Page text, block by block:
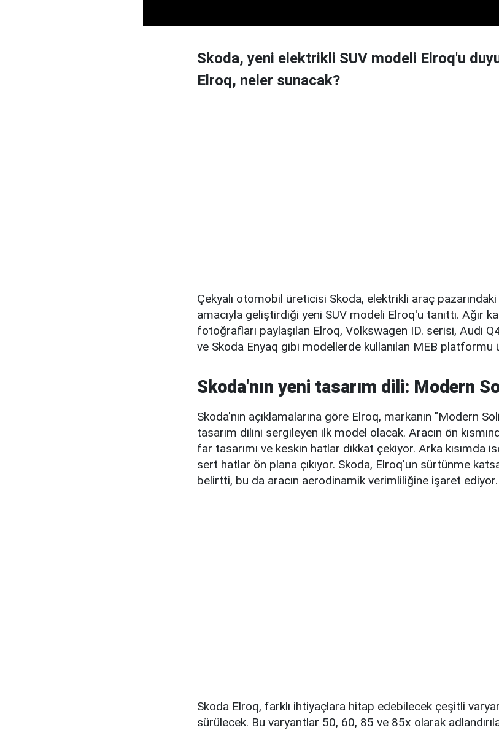
Skoda, yeni elektrikli SUV modeli Elroq'u
Elroq, neler sunacak?
Çekyalı otomobil üreticisi Skoda, elektrikli araç
amacıyla geliştirdiği yeni SUV modeli Elroq'u tanıttı. Ağır
fotoğrafları paylaşılan Elroq, Volkswagen ID. serisi, Audi
ve Skoda Enyaq gibi modellerde kullanılan MEB platformu
Skoda'nın yeni tasarım dili: Modern
Skoda'nın açıklamalarına göre Elroq, markanın "Modern
tasarım dilini sergileyen ilk model olacak. Aracın ön
far tasarımı ve keskin hatlar dikkat çekiyor. Arka kısımda
sert hatlar ön plana çıkıyor. Skoda, Elroq'un sürtünme
belirtti, bu da aracın aerodinamik verimliliğine işaret ediyor.
Skoda Elroq, farklı ihtiyaçlara hitap edebilecek çeşitli
sürülecek. Bu varyantlar 50, 60, 85 ve 85x olarak